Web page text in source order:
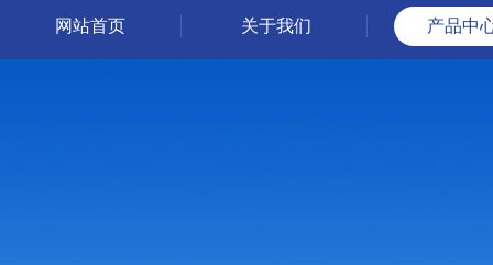
网站首页 关于我们 产品中